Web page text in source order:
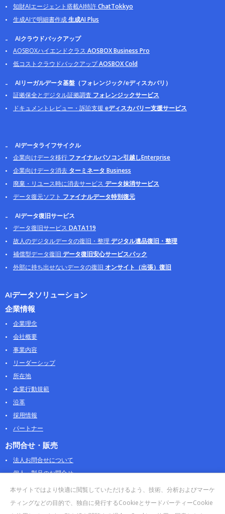
知財AIエージェント搭載AI特許ChatTokkyo
生成AIで明細書作成生成AI Plus
AIクラウドバックアップ
AOSBOXハイエンドクラス AOSBOX Business Pro
低コストクラウドバックアップAOSBOX Cold
AIリーガルデータ基盤（フォレンジック/eディスカバリ）
証拠保全とデジタル証拠調査 フォレンジックサービス
ドキュメントレビュー・訴訟支援 eディスカバリー支援サービス
AIデータライフサイクル
企業向けデータ移行 ファイナルパソコン引越しEnterprise
企業向けデータ消去 ターミネータ Business
廃棄・リユース時に消去サービス データ抹消サービス
データ復元ソフト ファイナルデータ特別復元
AIデータ復旧サービス
データ復旧サービス DATA119
故人のデジタルデータの復旧・整理 デジタル遺品復旧・整理
補償型データ復旧 データ復旧安心サービスパック
外部に持ち出せないデータの復旧 オンサイト（出張）復旧
AIデータソリューション
企業情報
企業理念
会社概要
事業内容
リーダーシップ
所在地
企業行動規範
沿革
採用情報
パートナー
お問合せ・販売
法人お問合せについて
個人・製品のお問合せ
AOSストア
クラウドデータカンパニー 法人向けガイド
販売終了・サポート終了製品
本サイトではより快適に閲覧していただけるよう、技術、分析およびマーケ
ティングなどの目的で、独自に発行するCookieとサードパーティーCookie